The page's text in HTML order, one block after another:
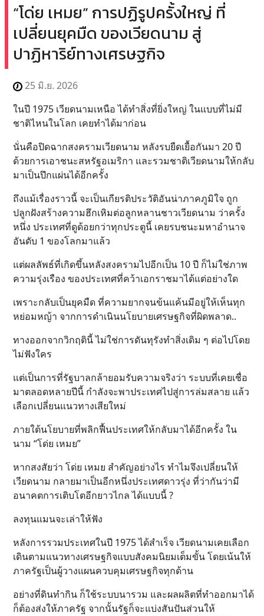
“โด่ย เหมย” การปฏิรูปครั้งใหญ่ ที่
เปลี่ยนยุคมืด ของเวียดนาม สู่
ปาฏิหาริย์ทางเศรษฐกิจ
25 มิ.ย. 2026
ในปี 1975 เวียดนามเหนือ ได้ทำสิ่งที่ยิ่งใหญ่ ในแบบที่ไม่มี
ชาติไหนในโลก เคยทำได้มาก่อน
นั่นคือปิดฉากสงครามเวียดนาม หลังรบยืดเยื้อกันมา 20 ปี
ด้วยการเอาชนะสหรัฐอเมริกา และรวมชาติเวียดนามให้กลับ
มาเป็นปึกแผ่นได้อีกครั้ง
ถึงแม้เรื่องราวนี้ จะเป็นเกียรติประวัติอันน่าภาคภูมิใจ ถูก
ปลูกฝังสร้างความฮึกเหิมต่อลูกหลานชาวเวียดนาม ว่าครั้ง
หนึ่ง ประเทศที่ดูด้อยกว่าทุกประตูนี้ เคยรบชนะมหาอำนาจ
อันดับ 1 ของโลกมาแล้ว
แต่ผลลัพธ์ที่เกิดขึ้นหลังสงครามไปอีกเป็น 10 ปี ก็ไม่ใช่ภาพ
ความรุ่งเรือง ของประเทศที่คว้าเอกราชมาได้แต่อย่างใด
เพราะกลับเป็นยุคมืด ที่ความยากจนข้นแค้นมีอยู่ให้เห็นทุก
หย่อมหญ้า จากการดำเนินนโยบายเศรษฐกิจที่ผิดพลาด..
ทางออกจากวิกฤตินี้ ไม่ใช่การดันทุรังทำสิ่งเดิม ๆ ต่อไปโดย
ไม่ฟังใคร
แต่เป็นการที่รัฐบาลกล้ายอมรับความจริงว่า ระบบที่เคยเชื่อ
มาตลอดหลายปีนี้ กำลังจะพาประเทศไปสู่การล่มสลาย แล้ว
เลือกเปลี่ยนแนวทางเสียใหม่
ภายใต้นโยบายที่พลิกฟื้นประเทศให้กลับมาได้อีกครั้ง ใน
นาม “โด่ย เหมย”
หากสงสัยว่า โด่ย เหมย สำคัญอย่างไร ทำไมจึงเปลี่ยนให้
เวียดนาม กลายมาเป็นอีกหนึ่งประเทศดาวรุ่ง ที่ว่ากันว่ามี
อนาคตการเติบโตอีกยาวไกล ได้แบบนี้ ?
ลงทุนแมนจะเล่าให้ฟัง
หลังการรวมประเทศในปี 1975 ได้สำเร็จ เวียดนามเคยเลือก
เดินตามแนวทางเศรษฐกิจแบบสังคมนิยมเต็มขั้น โดยเน้นให้
ภาครัฐเป็นผู้วางแผนควบคุมเศรษฐกิจทุกด้าน
อย่างที่ดินทำกิน ก็ใช้ระบบนารวม และผลผลิตที่ทำออกมาได้
ก็ต้องส่งให้ภาครัฐ จากนั้นรัฐก็จะแบ่งสันปันส่วนให้